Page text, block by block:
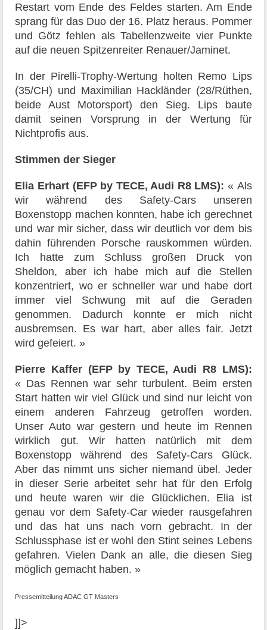
Restart vom Ende des Feldes starten. Am Ende
sprang für das Duo der 16. Platz heraus. Pommer
und Götz fehlen als Tabellenzweite vier Punkte
auf die neuen Spitzenreiter Renauer/Jaminet.
In der Pirelli-Trophy-Wertung holten Remo Lips
(35/CH) und Maximilian Hackländer (28/Rüthen,
beide Aust Motorsport) den Sieg. Lips baute
damit seinen Vorsprung in der Wertung für
Nichtprofis aus.
Stimmen der Sieger
Elia Erhart (EFP by TECE, Audi R8 LMS): « Als
wir während des Safety-Cars unseren
Boxenstopp machen konnten, habe ich gerechnet
und war mir sicher, dass wir deutlich vor dem bis
dahin führenden Porsche rauskommen würden.
Ich hatte zum Schluss großen Druck von
Sheldon, aber ich habe mich auf die Stellen
konzentriert, wo er schneller war und habe dort
immer viel Schwung mit auf die Geraden
genommen. Dadurch konnte er mich nicht
ausbremsen. Es war hart, aber alles fair. Jetzt
wird gefeiert. »
Pierre Kaffer (EFP by TECE, Audi R8 LMS):
« Das Rennen war sehr turbulent. Beim ersten
Start hatten wir viel Glück und sind nur leicht von
einem anderen Fahrzeug getroffen worden.
Unser Auto war gestern und heute im Rennen
wirklich gut. Wir hatten natürlich mit dem
Boxenstopp während des Safety-Cars Glück.
Aber das nimmt uns sicher niemand übel. Jeder
in dieser Serie arbeitet sehr hat für den Erfolg
und heute waren wir die Glücklichen. Elia ist
genau vor dem Safety-Car wieder rausgefahren
und das hat uns nach vorn gebracht. In der
Schlussphase ist er wohl den Stint seines Lebens
gefahren. Vielen Dank an alle, die diesen Sieg
möglich gemacht haben. »
Pressemitteilung ADAC GT Masters
]]>